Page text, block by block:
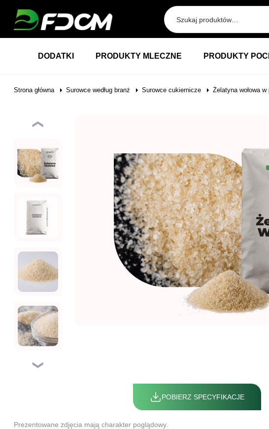
DODATKI PRODUKTY MLECZNE PRODUKTY
Strona główna Surowce według branż Surowce cukiernicze Żelatyna wołowa
❮
❯
POBIERZ SPECYFIKACJE
Prezentowane zdjęcia mają charakter poglądowy.